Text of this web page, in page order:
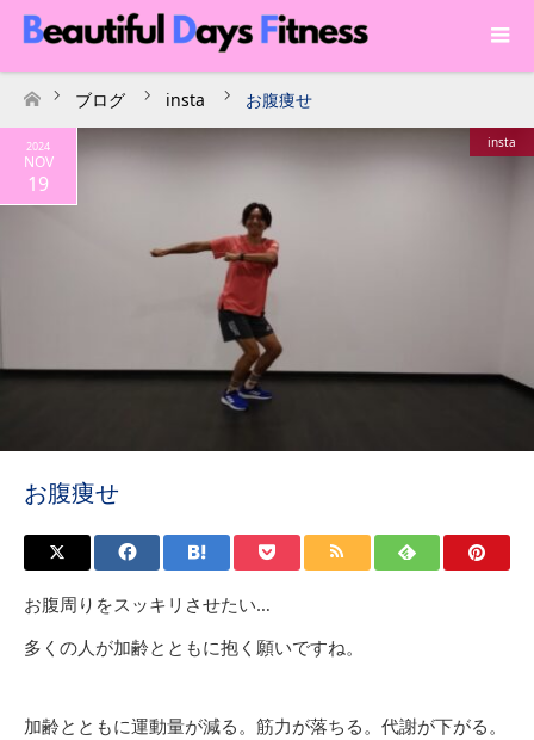
ホーム
ブログ insta お腹痩せ
2024
NOV
19
insta
お腹痩せ
お腹周りをスッキリさせたい…
多くの人が加齢とともに抱く願いですね。
加齢とともに運動量が減る。筋力が落ちる。代謝が下がる。